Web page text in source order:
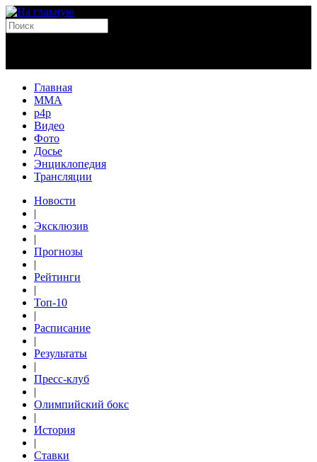
Главная
MMA
p4p
Видео
Фото
Досье
Энциклопедия
Трансляции
Новости
|
Эксклюзив
|
Прогнозы
|
Рейтинги
|
Топ-10
|
Расписание
|
Результаты
|
Пресс-клуб
|
Олимпийский бокс
|
История
|
Ставки